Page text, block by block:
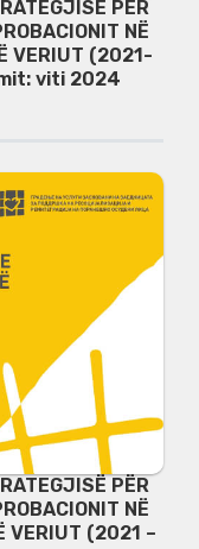
PËR
NË
VERIUT (2021-
viti 2024
PËR
NË
VERIUT (2021 –